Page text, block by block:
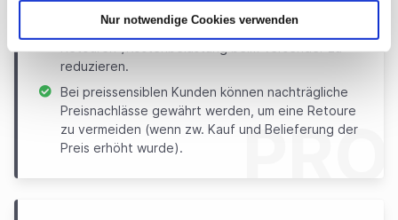
Nur notwendige Cookies verwenden
PRO
eingeschränkt werden, um die
reduzieren.
Bei preissensiblen Kunden können nachträgliche
Preisnachlässe gewährt werden, um eine Retoure
zu vermeiden (wenn zw. Kauf und Belieferung der
Preis erhöht wurde).